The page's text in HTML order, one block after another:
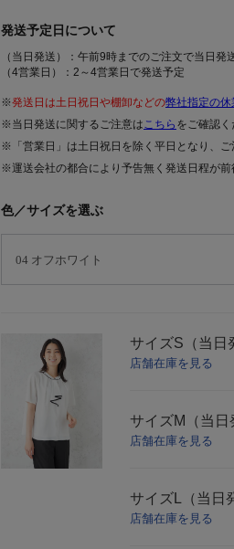
発送予定日について
（当日発送）：午前9時までのご注文で当日発
（4営業日）：2～4営業日で発送予定
※発送日は土日祝日や棚卸などの弊社指定の休
※当日発送に関するご注意はこちら をご確認く
※「営業日」は土日祝日を除く平日となり、ご
※運送会社の都合により予告無く発送日程が前
色／サイズを選ぶ
サイズS（当日
店舗在庫を見る
サイズM（当日
店舗在庫を見る
サイズ L（当日
店舗在庫を見る